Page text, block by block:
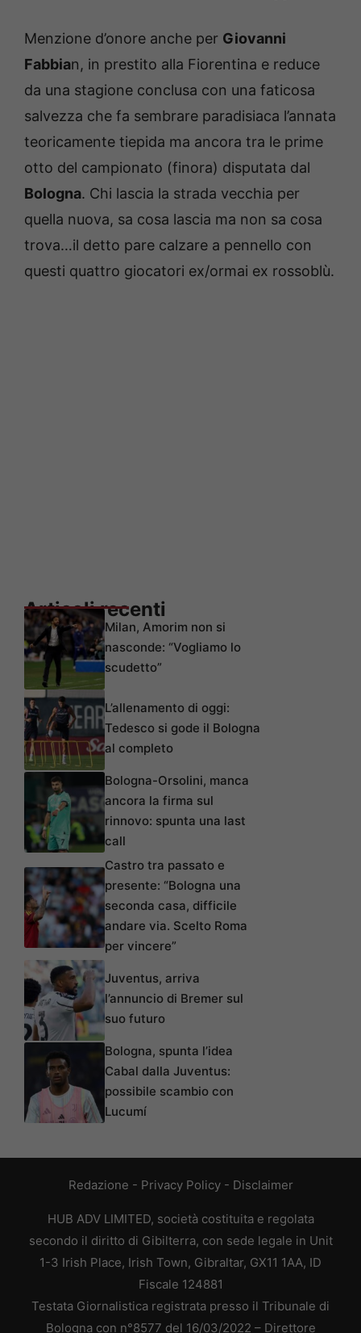
Menzione d’onore anche per Giovanni
Fabbian, in prestito alla Fiorentina e reduce
da una stagione conclusa con una faticosa
salvezza che fa sembrare paradisiaca l’annata
teoricamente tiepida ma ancora tra le prime
otto del campionato (finora) disputata dal
Bologna. Chi lascia la strada vecchia per
quella nuova, sa cosa lascia ma non sa cosa
trova…il detto pare calzare a pennello con
questi quattro giocatori ex/ormai ex rossoblù.
Articoli recenti
Milan, Amorim non si
nasconde: “Vogliamo lo
scudetto”
L’allenamento di oggi:
Tedesco si gode il Bologna
al completo
Bologna-Orsolini, manca
ancora la firma sul
rinnovo: spunta una last
call
Castro tra passato e
presente: “Bologna una
seconda casa, difficile
andare via. Scelto Roma
per vincere”
Juventus, arriva
l’annuncio di Bremer sul
suo futuro
Bologna, spunta l’idea
Cabal dalla Juventus:
possibile scambio con
Lucumí
Redazione - Privacy Policy- Disclaimer
HUB ADV LIMITED, società costituita e regolata
secondo il diritto di Gibilterra, con sede legale in Unit
1-3 Irish Place, Irish Town, Gibraltar, GX11 1AA, ID
Fiscale 124881
Testata Giornalistica registrata presso il Tribunale di
Bologna con n°8577 del 16/03/2022 – Direttore